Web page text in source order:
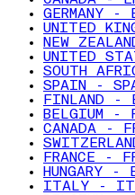
GERMANY -
UNITED
NEW
UNITED
SOUTH
SPAIN -
FINLAND -
BELGIUM -
CANADA -
FRANCE -
HUNGARY -
ITALY -